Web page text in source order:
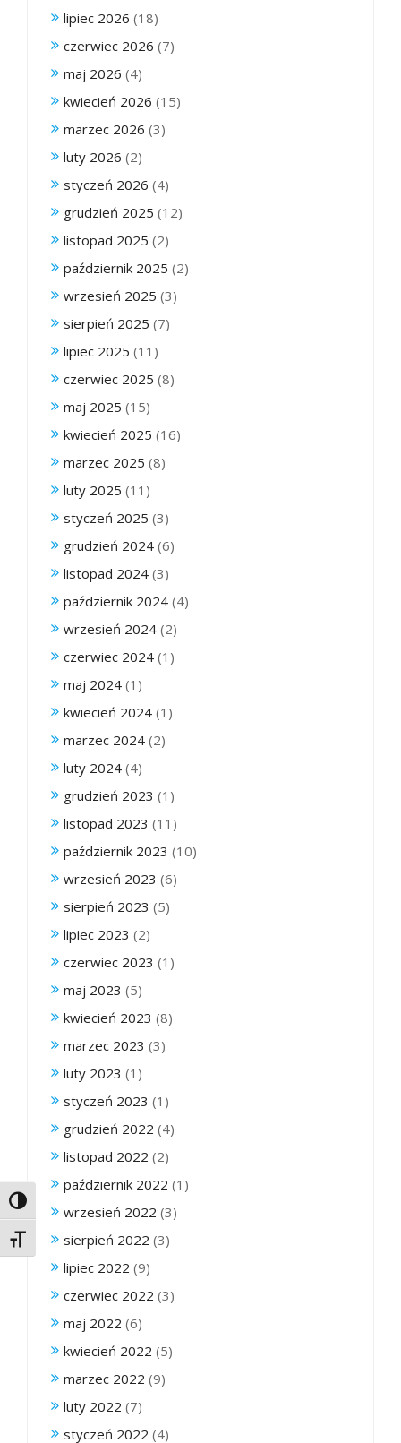
Toggle High Contrast
Toggle Font size
lipiec 2026 (18)
czerwiec 2026 (7)
maj 2026 (4)
kwiecień 2026 (15)
marzec 2026 (3)
luty 2026 (2)
styczeń 2026 (4)
grudzień 2025 (12)
listopad 2025 (2)
październik 2025 (2)
wrzesień 2025 (3)
sierpień 2025 (7)
lipiec 2025 (11)
czerwiec 2025 (8)
maj 2025 (15)
kwiecień 2025 (16)
marzec 2025 (8)
luty 2025 (11)
styczeń 2025 (3)
grudzień 2024 (6)
listopad 2024 (3)
październik 2024 (4)
wrzesień 2024 (2)
czerwiec 2024 (1)
maj 2024 (1)
kwiecień 2024 (1)
marzec 2024 (2)
luty 2024 (4)
grudzień 2023 (1)
listopad 2023 (11)
październik 2023 (10)
wrzesień 2023 (6)
sierpień 2023 (5)
lipiec 2023 (2)
czerwiec 2023 (1)
maj 2023 (5)
kwiecień 2023 (8)
marzec 2023 (3)
luty 2023 (1)
styczeń 2023 (1)
grudzień 2022 (4)
listopad 2022 (2)
październik 2022 (1)
wrzesień 2022 (3)
sierpień 2022 (3)
lipiec 2022 (9)
czerwiec 2022 (3)
maj 2022 (6)
kwiecień 2022 (5)
marzec 2022 (9)
luty 2022 (7)
styczeń 2022 (4)